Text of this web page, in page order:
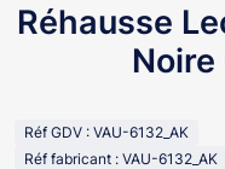
Réhausse
Noire
Réf GDV : VAU-6132_AK
Réf fabricant : VAU-6132_AK